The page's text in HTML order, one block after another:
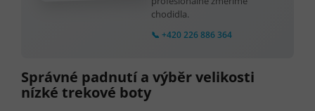
chodidla.
📞 +420 226 886 364
Správné padnutí a výběr velikosti
nízké trekové boty